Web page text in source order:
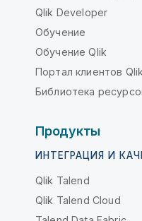
Qlik Developer
Обучение
Обучение Qlik
Портал клиентов Qlik
Библиотека
Продукты
ИНТЕГРАЦИЯ И
Qlik Talend
Qlik Talend Cloud